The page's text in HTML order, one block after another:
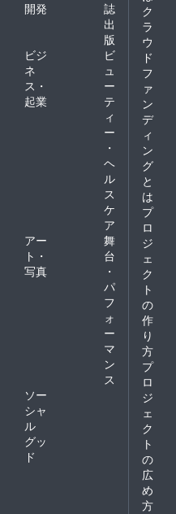
開発
誌
出
版
ビジ
ネ
ス・
起業
ビ
ュ
ー
テ
ィ
ー
・
ヘ
ル
ス
ケ
ア
アー
ト・
写真
舞
台
・
パ
フ
ォ
ー
マ
ン
ス
ソー
シャ
ル
グッ
ド
ク
ラ
ウ
ド
フ
ァ
ン
デ
ィ
ン
グ
と
は
プ
ロ
ジ
ェ
ク
ト
の
作
り
方
プ
ロ
ジ
ェ
ク
ト
の
広
め
方